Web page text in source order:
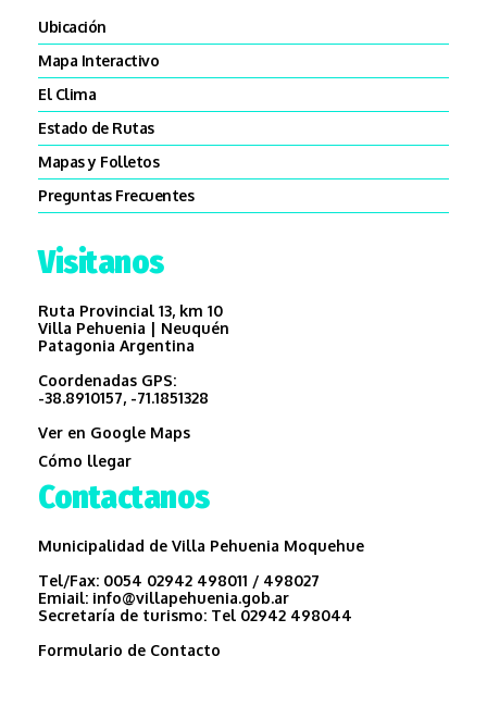
Ubicación
Mapa Interactivo
El Clima
Estado de Rutas
Mapas y Folletos
Preguntas Frecuentes
Visitanos
Ruta Provincial 13, km 10
Villa Pehuenia | Neuquén
Patagonia Argentina
Coordenadas GPS:
-38.8910157, -71.1851328
Ver en Google Maps
Cómo llegar
Contactanos
Municipalidad de Villa Pehuenia Moquehue
Tel/Fax: 0054 02942 498011 / 498027
Emiail: info@villapehuenia.gob.ar
Secretaría de turismo: Tel 02942 498044
Formulario de Contacto